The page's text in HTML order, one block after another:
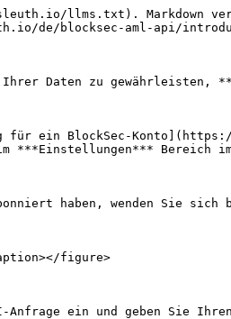
llms.txt). Markdown
de/blocksec-aml-api/
Daten zu gewährleisten,
ein BlockSec-
im ***Einstellungen***
haben, wenden Sie
figure>
Anfrage ein und geben Sie